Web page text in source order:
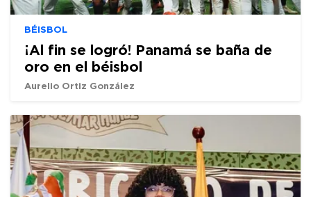
BÉISBOL
¡Al fin se logró! Panamá se baña de
oro en el béisbol
Aurelio Ortiz González